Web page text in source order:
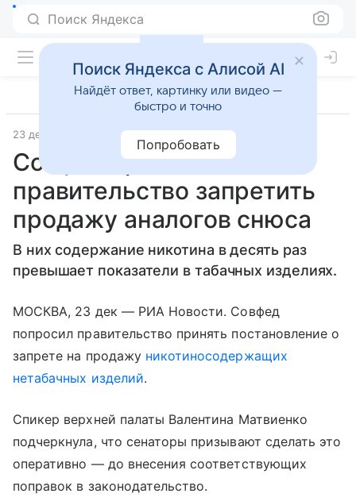
Поиск Яндекса
23 декабря 2019 РИА Новости
Совфед просит
правительство запретить
продажу аналогов снюса
В них содержание никотина в десять раз
превышает показатели в табачных изделиях.
МОСКВА, 23 дек — РИА Новости. Совфед
попросил правительство принять постановление о
запрете на продажу никотиносодержащих
нетабачных изделий.
Спикер верхней палаты Валентина Матвиенко
подчеркнула, что сенаторы призывают сделать это
оперативно — до внесения соответствующих
поправок в законодательство.
Поиск Яндекса с Алисой AI
Найдёт ответ, картинку или видео —
быстро и точно
Попробовать